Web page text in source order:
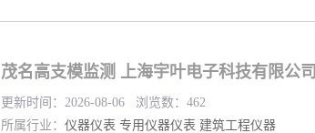
茂名高支模监测 上海宇叶电子科技有限公司
更新时间：2026-08-06 浏览数：462
所属行业： 仪器仪表 专用仪器仪表 建筑工程仪器